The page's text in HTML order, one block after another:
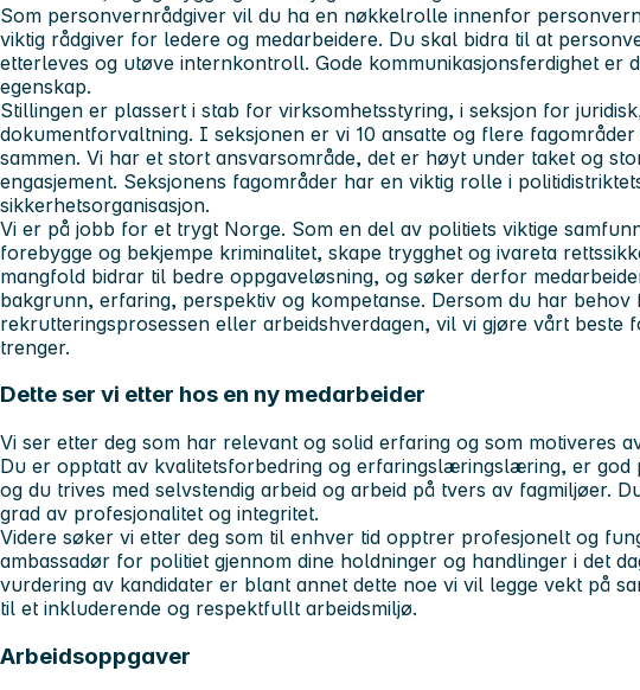
Som personvernrådgiver vil du ha en nøkkelrolle innenfor
viktig rådgiver for ledere og medarbeidere. Du skal bidra til at
etterleves og utøve internkontroll. Gode kommunikasjonsferdighet er
egenskap.
Stillingen er plassert i stab for virksomhetsstyring, i seksjon for
dokumentforvaltning. I seksjonen er vi 10 ansatte og flere
sammen. Vi har et stort ansvarsområde, det er høyt under taket og
engasjement. Seksjonens fagområder har en viktig rolle i
sikkerhetsorganisasjon.
Vi er på jobb for et trygt Norge. Som en del av politiets viktige
forebygge og bekjempe kriminalitet, skape trygghet og ivareta
mangfold bidrar til bedre oppgaveløsning, og søker derfor
bakgrunn, erfaring, perspektiv og kompetanse. Dersom du har behov
rekrutteringsprosessen eller arbeidshverdagen, vil vi gjøre vårt beste
trenger.
Dette ser vi etter hos en ny medarbeider
Vi ser etter deg som har relevant og solid erfaring og som motiveres
Du er opptatt av kvalitetsforbedring og erfaringslæringslæring, er god
og du trives med selvstendig arbeid og arbeid på tvers av fagmiljøer.
grad av profesjonalitet og integritet.
Videre søker vi etter deg som til enhver tid opptrer profesjonelt og
ambassadør for politiet gjennom dine holdninger og handlinger i det
vurdering av kandidater er blant annet dette noe vi vil legge vekt på
til et inkluderende og respektfullt arbeidsmiljø.
Arbeidsoppgaver